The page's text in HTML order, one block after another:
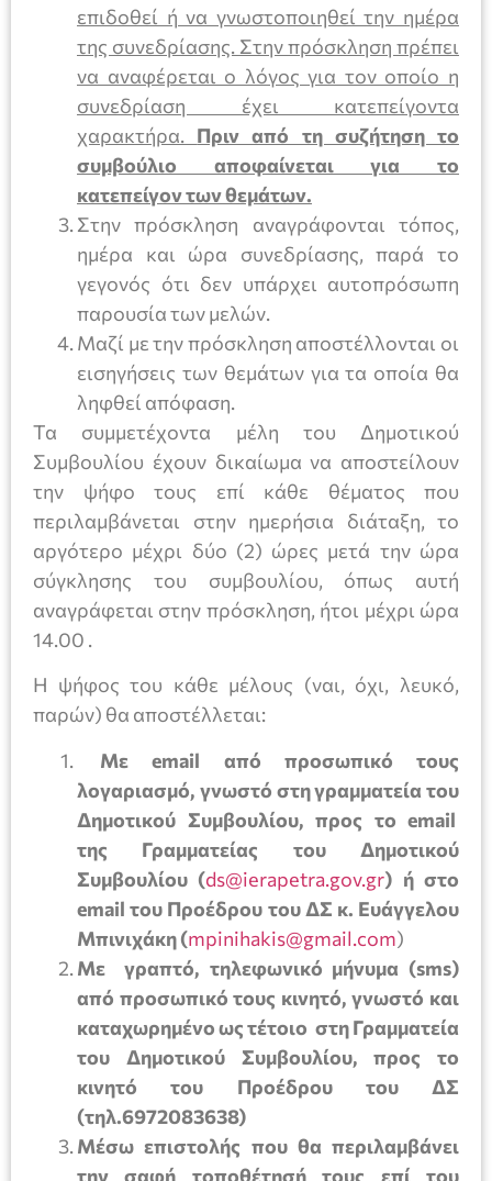
επιδοθεί ή να γνωστοποιηθεί την ημέρα
της συνεδρίασης. Στην πρόσκληση πρέπει
να αναφέρεται ο λόγος για τον οποίο η
συνεδρίαση έχει κατεπείγοντα
χαρακτήρα. Πριν από τη συζήτηση το
συμβούλιο αποφαίνεται για το
κατεπείγον των θεμάτων.
Στην πρόσκληση αναγράφονται τόπος,
ημέρα και ώρα συνεδρίασης, παρά το
γεγονός ότι δεν υπάρχει αυτοπρόσωπη
παρουσία των μελών.
Μαζί με την πρόσκληση αποστέλλονται οι
εισηγήσεις των θεμάτων για τα οποία θα
ληφθεί απόφαση.
Τα συμμετέχοντα μέλη του Δημοτικού
Συμβουλίου έχουν δικαίωμα να αποστείλουν
την ψήφο τους επί κάθε θέματος που
περιλαμβάνεται στην ημερήσια διάταξη, το
αργότερο μέχρι δύο (2) ώρες μετά την ώρα
σύγκλησης του συμβουλίου, όπως αυτή
αναγράφεται στην πρόσκληση, ήτοι μέχρι ώρα
14.00 .
Η ψήφος του κάθε μέλους (ναι, όχι, λευκό,
παρών) θα αποστέλλεται:
Με email από προσωπικό τους
λογαριασμό, γνωστό στη γραμματεία του
Δημοτικού Συμβουλίου, προς το email
της Γραμματείας του Δημοτικού
Συμβουλίου (ds@ierapetra.gov.gr) ή στο
email του Προέδρου του ΔΣ κ. Ευάγγελου
Μπινιχάκη (mpinihakis@gmail.com)
Με γραπτό, τηλεφωνικό μήνυμα (sms)
από προσωπικό τους κινητό, γνωστό και
καταχωρημένο ως τέτοιο στη Γραμματεία
του Δημοτικού Συμβουλίου, προς το
κινητό του Προέδρου του ΔΣ
(τηλ.6972083638)
Μέσω επιστολής που θα περιλαμβάνει
την σαφή τοποθέτησή τους επί του